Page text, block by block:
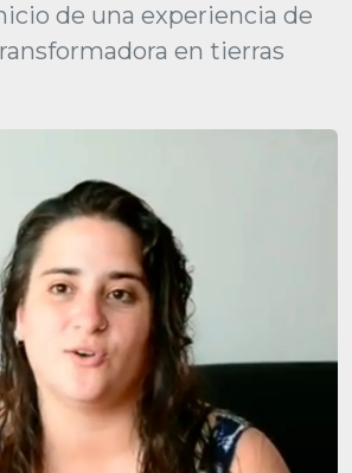
de una experiencia de
en tierras